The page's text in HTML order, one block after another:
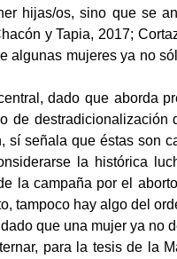
hijas/os, sino que se
y Tapia, 2017;
mujeres ya no
dado que aborda
señala que éstas son
la histórica
la campaña por el
hay algo del
que una mujer ya no
para la tesis de la